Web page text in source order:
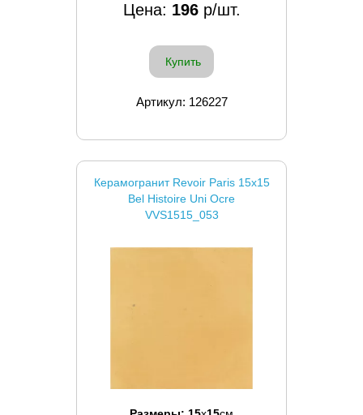
Цена: 196р/шт.
Купить
Артикул: 126227
Керамогранит Revoir Paris 15x15
Bel Histoire Uni Ocre
VVS1515_053